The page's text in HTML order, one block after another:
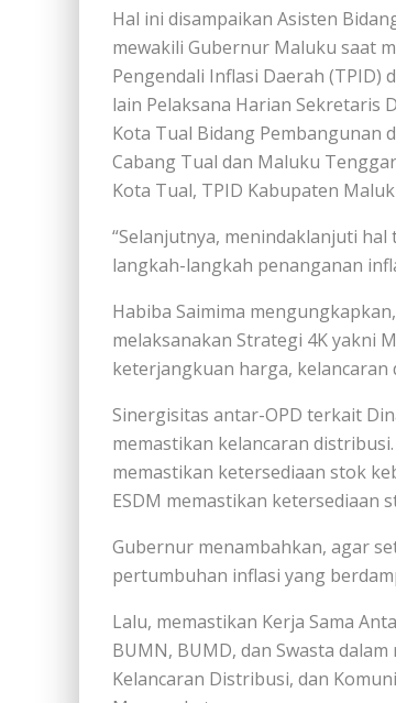
Hal ini disampaikan Asisten
mewakili Gubernur Maluku saat
Pengendali Inflasi Daerah (TPID)
lain Pelaksana Harian Sekretaris
Kota Tual Bidang Pembangunan
Cabang Tual dan Maluku
Kota Tual, TPID Kabupaten
“Selanjutnya, menindaklanjuti
langkah-langkah penanganan
Habiba Saimima
melaksanakan Strategi 4K yakni
keterjangkuan harga,
Sinergisitas antar-OPD terkait
memastikan kelancaran
memastikan ketersediaan stok
ESDM memastikan ketersediaan
Gubernur menambahkan, agar
pertumbuhan inflasi yang
Lalu, memastikan Kerja Sama
BUMN, BUMD, dan Swasta
Kelancaran Distribusi, dan